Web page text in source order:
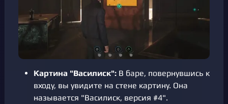
Картина "Василиск": В баре, повернувшись к
входу, вы увидите на стене картину. Она
называется "Василиск, версия #4".